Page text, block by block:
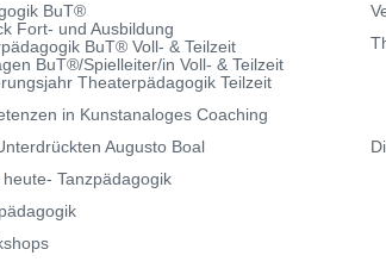
BuT®
Fort- und Ausbildung
BuT® Voll- & Teilzeit
BuT®/Spielleiter/in Voll- & Teilzeit
Theaterpädagogik Teilzeit
in Kunstanaloges Coaching
Augusto Boal
Tanzpädagogik